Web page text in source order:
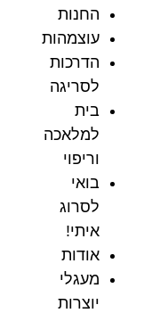
החנות
עוצמהות
הדרכות
לסריגה
בית
למלאכה
וריפוי
בואי
לסרוג
איתי!
אודות
מעגלי
יוצרות